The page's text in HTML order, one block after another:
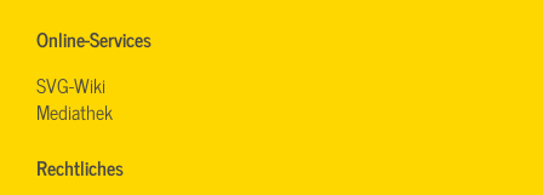
Online-Services
SVG-Wiki
Mediathek
Rechtliches